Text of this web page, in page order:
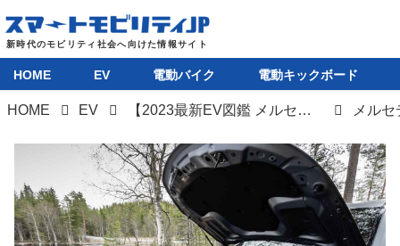
EV
電動バイク
HOME EV 電動バイク 電動キックボード
HOME EV 【2023最新EV図鑑 メルセデスベンツ EQC】メルセデス初のEVだが完成度の高さは“さすが” メル